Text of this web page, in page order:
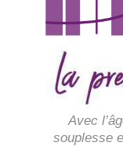
Avec
souplesse